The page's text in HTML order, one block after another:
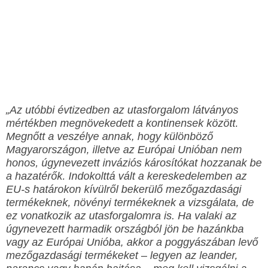
„Az utóbbi évtizedben az utasforgalom látványos
mértékben megnövekedett a kontinensek között.
Megnőtt a veszélye annak, hogy különböző
Magyarországon, illetve az Európai Unióban nem
honos, úgynevezett inváziós károsítókat hozzanak be
a hazatérők. Indokolttá vált a kereskedelemben az
EU-s határokon kívülről bekerülő mezőgazdasági
termékeknek, növényi termékeknek a vizsgálata, de
ez vonatkozik az utasforgalomra is. Ha valaki az
úgynevezett harmadik országból jön be hazánkba
vagy az Európai Unióba, akkor a poggyászában levő
mezőgazdasági termékeket – legyen az leander,